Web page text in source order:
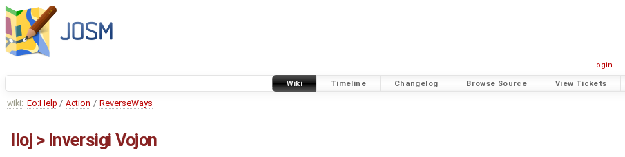
Login
Wiki Timeline Changelog Browse Source View Tickets
wiki: Eo:Help / Action / ReverseWays
Iloj > Inversigi Vojon